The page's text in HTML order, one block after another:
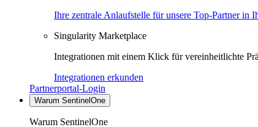
Ihre zentrale Anlaufstelle für unsere Top-Partner in
Singularity Marketplace
Integrationen mit einem Klick für vereinheitlichte
Integrationen erkunden
Partnerportal-Login
Warum SentinelOne
Warum SentinelOne